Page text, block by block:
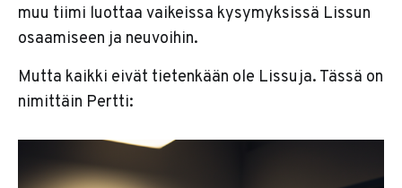
muu tiimi luottaa vaikeissa kysymyksissä Lissun
osaamiseen ja neuvoihin.
Mutta kaikki eivät tietenkään ole Lissuja. Tässä on
nimittäin Pertti: